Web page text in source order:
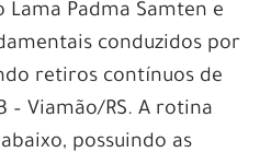
Padma Samten e
conduzidos por
retiros contínuos de
– Viamão/RS. A rotina
possuindo as